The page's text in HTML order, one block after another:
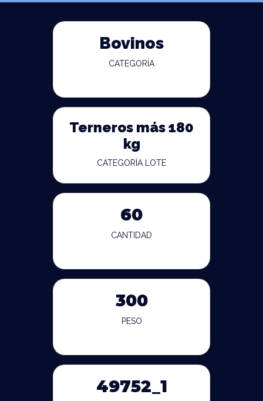
Bovinos
CATEGORÍA
Terneros más 180
kg
CATEGORÍA LOTE
60
CANTIDAD
300
PESO
49752_1